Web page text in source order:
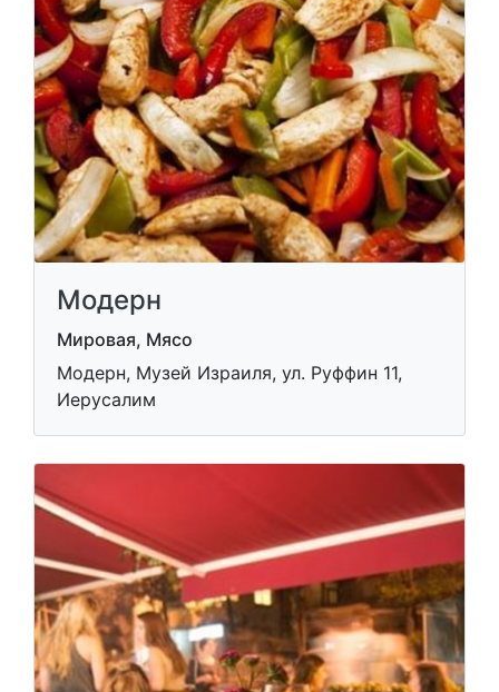
Модерн
Мировая, Мясо
Модерн, Музей Израиля, ул. Руффин 11,
Иерусалим